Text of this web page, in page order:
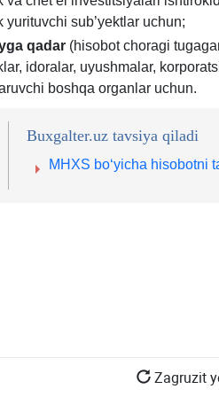
yurituvchi sub’yektlar uchun;
ga qadar(hisobot choragi
idoralar, uyushmalar,
boshqa organlar uchun.
Buxgalter.uz tavsiya qiladi
MHXS boʻyicha hisobotni
Zagruzit